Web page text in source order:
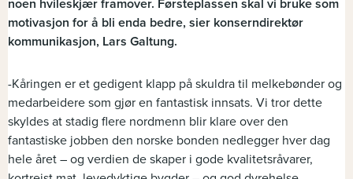
noen hvileskjær framover. Førsteplassen skal vi bruke som
motivasjon for å bli enda bedre, sier konserndirektør
kommunikasjon, Lars Galtung.
-Kåringen er et gedigent klapp på skuldra til melkebønder og
medarbeidere som gjør en fantastisk innsats. Vi tror dette
skyldes at stadig flere nordmenn blir klare over den
fantastiske jobben den norske bonden nedlegger hver dag
hele året – og verdien de skaper i gode kvalitetsråvarer,